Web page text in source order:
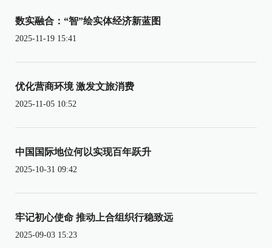
数实融合：“智”绘实体经济新蓝图
2025-11-19 15:41
优化营商环境 激发文旅消费
2025-11-05 10:52
中国国际地位何以实现百年跃升
2025-10-31 09:42
牢记初心使命 推动上合组织行稳致远
2025-09-03 15:23